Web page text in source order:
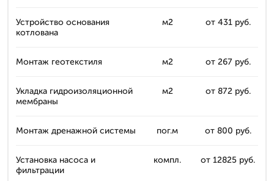
Устройство основания
котлована
м2 от 431 руб.
Монтаж геотекстиля м2 от 267 руб.
Укладка гидроизоляционной
мембраны
м2 от 872 руб.
Монтаж дренажной системы пог.м от 800 руб.
Установка насоса и
фильтрации
компл. от 12825 руб.